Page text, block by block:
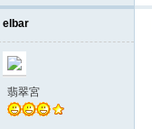
elbar
翡翠宮